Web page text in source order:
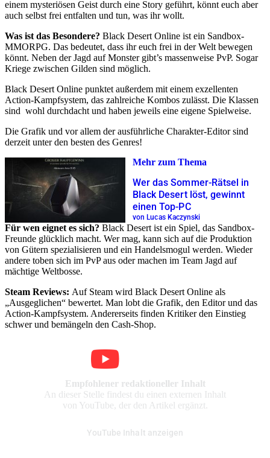
einem mysteriösen Geist durch eine Story geführt, könnt euch aber
auch selbst frei entfalten und tun, was ihr wollt.
Was ist das Besondere? Black Desert Online ist ein Sandbox-
MMORPG. Das bedeutet, dass ihr euch frei in der Welt bewegen
könnt. Neben der Jagd auf Monster gibt’s massenweise PvP. Sogar
Kriege zwischen Gilden sind möglich.
Black Desert Online punktet außerdem mit einem exzellenten
Action-Kampfsystem, das zahlreiche Kombos zulässt. Die Klassen
sind wohl durchdacht und haben jeweils eine eigene Spielweise.
Die Grafik und vor allem der ausführliche Charakter-Editor sind
derzeit unter den besten des Genres!
Mehr zum Thema
Wer das Sommer-Rätsel in
Black Desert löst, gewinnt
einen Top-PC
von Lucas Kaczynski
Für wen eignet es sich? Black Desert ist ein Spiel, das Sandbox-
Freunde glücklich macht. Wer mag, kann sich auf die Produktion
von Gütern spezialisieren und ein Handelsmogul werden. Wieder
andere toben sich im PvP aus oder machen im Team Jagd auf
mächtige Weltbosse.
Steam Reviews: Auf Steam wird Black Desert Online als
„Ausgeglichen“ bewertet. Man lobt die Grafik, den Editor und das
Action-Kampfsystem. Andererseits finden Kritiker den Einstieg
schwer und bemängeln den Cash-Shop.
Empfohlener redaktioneller Inhalt
An dieser Stelle findest du einen externen Inhalt
von YouTube, der den Artikel ergänzt.
YouTube Inhalt anzeigen